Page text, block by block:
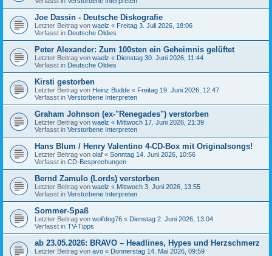
Joe Dassin - Deutsche Diskografie
Letzter Beitrag von waelz « Freitag 3. Juli 2026, 18:06
Verfasst in Deutsche Oldies
Peter Alexander: Zum 100sten ein Geheimnis gelüftet
Letzter Beitrag von waelz « Dienstag 30. Juni 2026, 11:44
Verfasst in Deutsche Oldies
Kirsti gestorben
Letzter Beitrag von Heinz Budde « Freitag 19. Juni 2026, 12:47
Verfasst in Verstorbene Interpreten
Graham Johnson (ex-"Renegades") verstorben
Letzter Beitrag von waelz « Mittwoch 17. Juni 2026, 21:39
Verfasst in Verstorbene Interpreten
Hans Blum / Henry Valentino 4-CD-Box mit Originalsongs!
Letzter Beitrag von olaf « Sonntag 14. Juni 2026, 10:56
Verfasst in CD-Besprechungen
Bernd Zamulo (Lords) verstorben
Letzter Beitrag von waelz « Mittwoch 3. Juni 2026, 13:55
Verfasst in Verstorbene Interpreten
Sommer-Spaß
Letzter Beitrag von wolfdog76 « Dienstag 2. Juni 2026, 13:04
Verfasst in TV-Tipps
ab 23.05.2026: BRAVO – Headlines, Hypes und Herzschmerz
Letzter Beitrag von avo « Donnerstag 14. Mai 2026, 09:59